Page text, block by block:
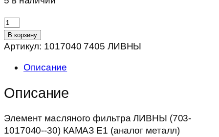
Количество
товара
Элемент
фильтра
(703-
-30)
КАМАЗ
В корзину
Артикул: 1017040 7405 ЛИВНЫ
Описание
Описание
Элемент масляного фильтра ЛИВНЫ (703-
1017040--30) КАМАЗ Е1 (аналог металл)